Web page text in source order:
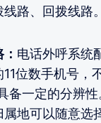
路、回拨线路。
电话外呼系统
位数手机号，
备一定的分辨
属地可以随意选